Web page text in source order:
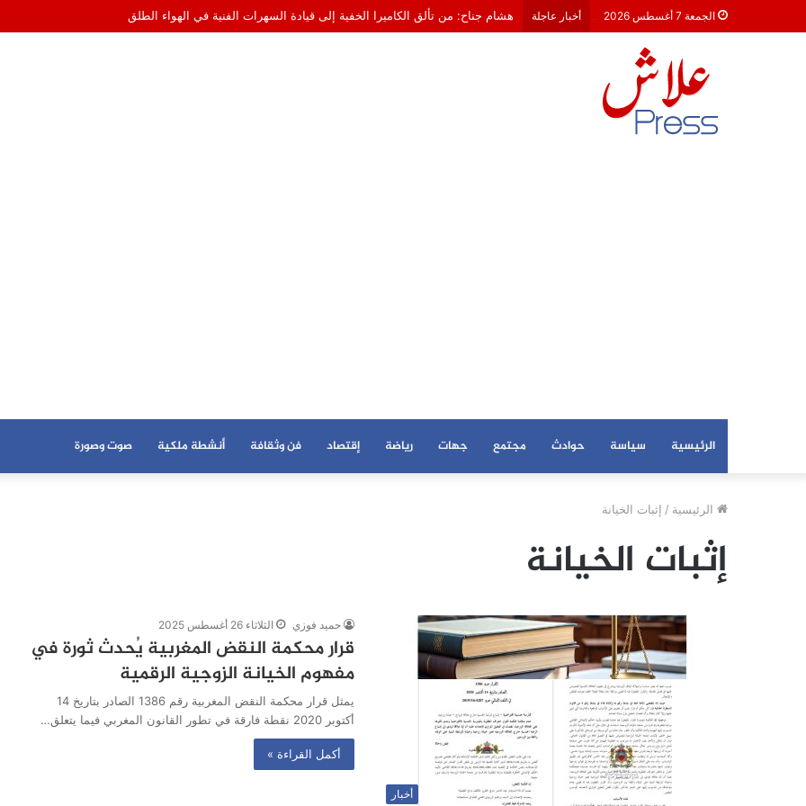
الجمعة 7 أغسطس 2026 أخبار عاجلة هشام جناح: من تألق الكاميرا الخفية إلى قيادة السهرات الفنية في الهواء الطلق
الرئيسية سياسة حوادث مجتمع جهات رياضة إقتصاد فن وثقافة أنشطة ملكية صوت وصورة
الرئيسية / إثبات الخيانة
إثبات الخيانة
أخبار
حميد فوزي الثلاثاء 26 أغسطس 2025
قرار محكمة النقض المغربية يُحدث ثورة في
مفهوم الخيانة الزوجية الرقمية
يمثل قرار محكمة النقض المغربية رقم 1386 الصادر بتاريخ 14
أكتوبر 2020 نقطة فارقة في تطور القانون المغربي فيما يتعلق…
أكمل القراءة »